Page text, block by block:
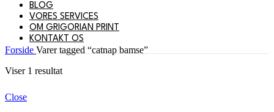
BLOG
VORES SERVICES
OM GRIGORIAN PRINT
KONTAKT OS
Forside Varer tagged “catnap bamse”
Viser 1 resultat
Close